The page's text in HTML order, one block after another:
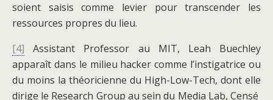
soient saisis comme levier pour transcender les
ressources propres du lieu.
[4]
Assistant Professor au MIT, Leah Buechley
apparaît dans le milieu hacker comme l’instigatrice ou
du moins la théoricienne du High-Low-Tech, dont elle
dirige le Research Group au sein du Media Lab, Censé